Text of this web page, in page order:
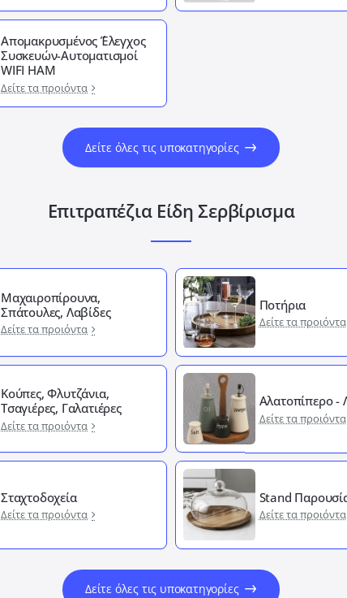
Απομακρυσμένος ΄Έλεγχος
Συσκευών-Αυτοματισμοί
WIFI HAM
Δείτε τα προιόντα
Δείτε όλες τις υποκατηγορίες
Επιτραπέζια Είδη Σερβίρισμα
Μαχαιροπίρουνα,
Σπάτουλες, Λαβίδες
Δείτε τα προιόντα
Ποτήρια
Δείτε τα προιόντα
Κούπες, Φλυτζάνια,
Τσαγιέρες, Γαλατιέρες
Δείτε τα προιόντα
Αλατοπίπερο -
Δείτε τα προιόντα
Σταχτοδοχεία
Δείτε τα προιόντα
Stand
Δείτε τα προιόντα
Δείτε όλες τις υποκατηγορίες